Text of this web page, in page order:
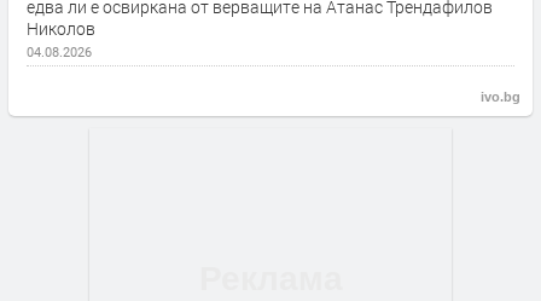
едва ли е освиркана от верващите на Атанас Трендафилов
Николов
04.08.2026
ivo.bg